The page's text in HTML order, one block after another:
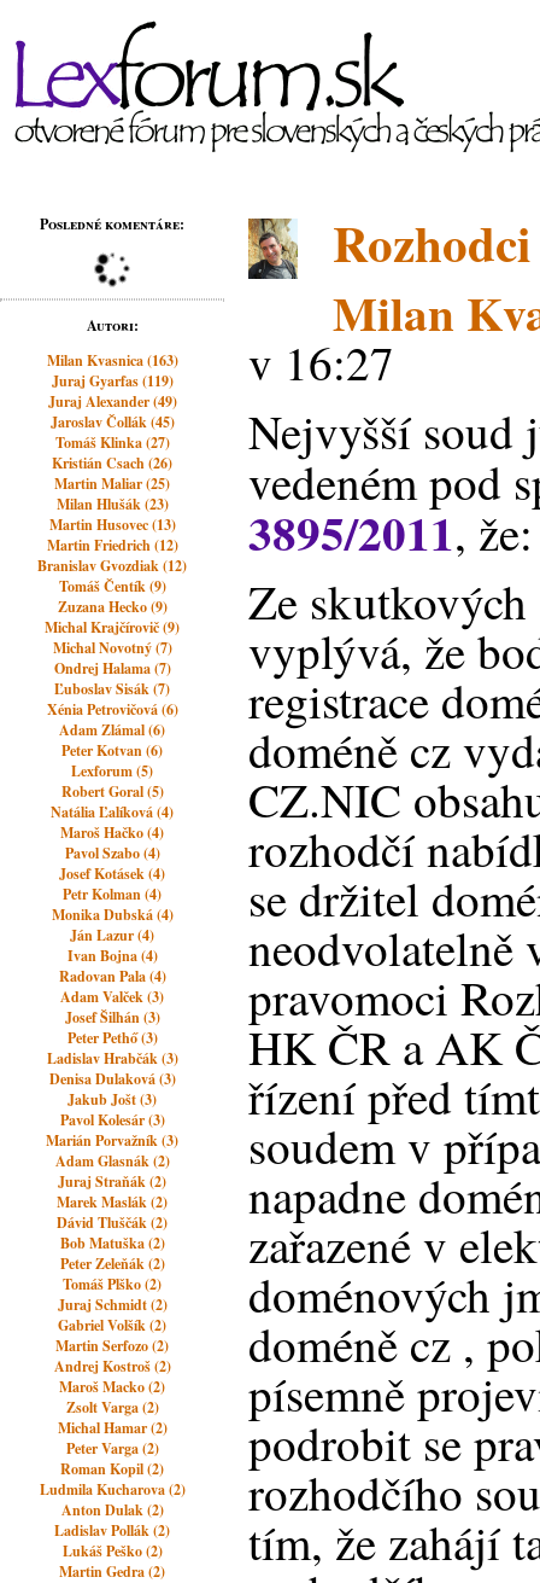
Posledné komentáre:
Autori:
Milan Kvasnica (163)
Juraj Gyarfas (119)
Juraj Alexander (49)
Jaroslav Čollák (45)
Tomáš Klinka (27)
Kristián Csach (26)
Martin Maliar (25)
Milan Hlušák (23)
Martin Husovec (13)
Martin Friedrich (12)
Branislav Gvozdiak (12)
Tomáš Čentík (9)
Zuzana Hecko (9)
Michal Krajčírovič (9)
Michal Novotný (7)
Ondrej Halama (7)
Ľuboslav Sisák (7)
Xénia Petrovičová (6)
Adam Zlámal (6)
Peter Kotvan (6)
Lexforum (5)
Robert Goral (5)
Natália Ľalíková (4)
Maroš Hačko (4)
Pavol Szabo (4)
Josef Kotásek (4)
Petr Kolman (4)
Monika Dubská (4)
Ján Lazur (4)
Ivan Bojna (4)
Radovan Pala (4)
Adam Valček (3)
Josef Šilhán (3)
Peter Pethő (3)
Ladislav Hrabčák (3)
Denisa Dulaková (3)
Jakub Jošt (3)
Pavol Kolesár (3)
Marián Porvažník (3)
Adam Glasnák (2)
Juraj Straňák (2)
Marek Maslák (2)
Dávid Tluščák (2)
Bob Matuška (2)
Peter Zeleňák (2)
Tomáš Plško (2)
Juraj Schmidt (2)
Gabriel Volšík (2)
Martin Serfozo (2)
Andrej Kostroš (2)
Maroš Macko (2)
Zsolt Varga (2)
Michal Hamar (2)
Peter Varga (2)
Roman Kopil (2)
Ludmila Kucharova (2)
Anton Dulak (2)
Ladislav Pollák (2)
Lukáš Peško (2)
Martin Gedra (2)
Milan
v 16:27
Nejvyšší soud
vedeném pod
3895/2011, že:
Ze
vyplývá, že
registrace
doméně cz
CZ.NIC
rozhodčí
se držitel
neodvolatelně
pravomoci
HK ČR a AK
řízení před
soudem v
napadne
zařazené v
doménových
doméně cz ,
písemně
podrobit se
rozhodčího
tím, že zahájí